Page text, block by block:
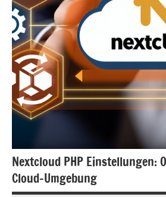
Nextcloud PHP Einstellungen:
Cloud-Umgebung